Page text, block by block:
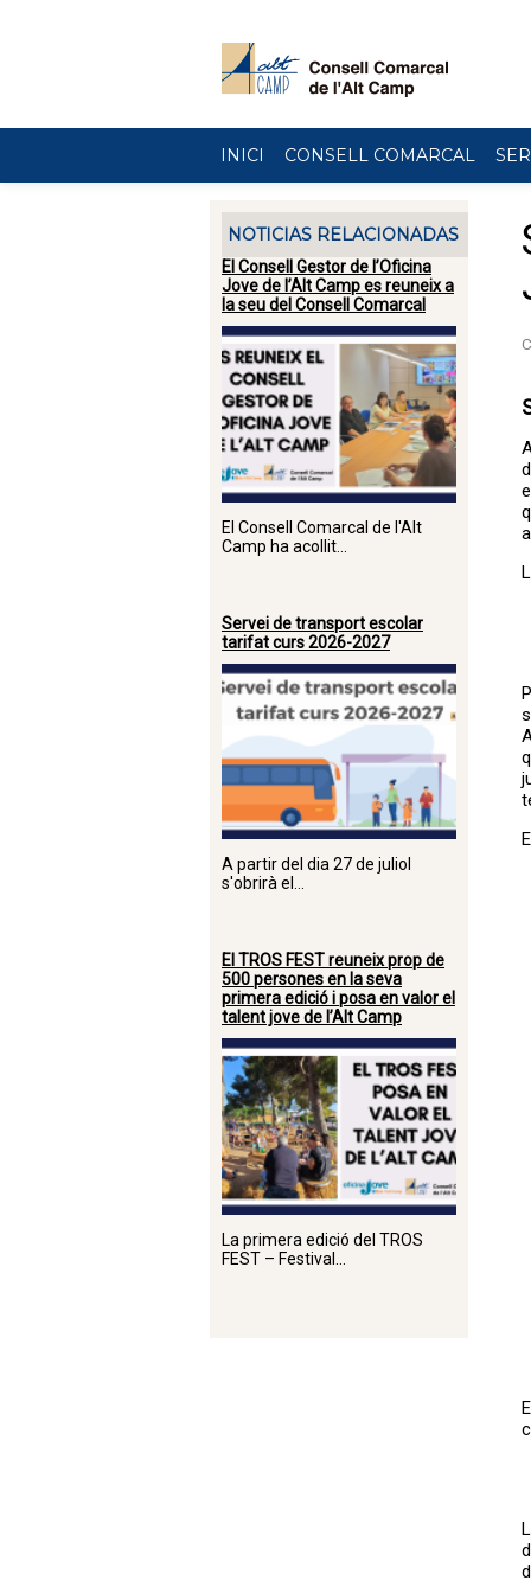
INICI CONSELL COMARCAL
NOTICIAS RELACIONADAS
El Consell Gestor de l’Oficina
Jove de l’Alt Camp es reuneix a
la seu del Consell Comarcal
El Consell Comarcal de l'Alt
Camp ha acollit...
Servei de transport escolar
tarifat curs 2026-2027
A partir del dia 27 de juliol
s'obrirà el...
El TROS FEST reuneix prop de
500 persones en la seva
primera edició i posa en valor el
talent jove de l’Alt Camp
La primera edició del TROS
FEST – Festival...